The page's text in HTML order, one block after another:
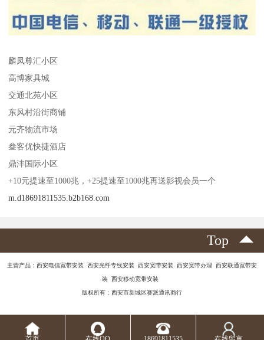
麟凤尊汇小区
高博家具城
交通北苑小区
东风村沿街商铺
元齐物流市场
叁客优快捷酒店
鼎沣国际小区
+10元提速至1000兆，+25提速至1000兆再送影视会员一个
m.d18691811535.b2b168.com
Top
主营产品：西安电信宽带安装 西安光纤专线安装 西安宽带安装 西安宽带办理 西安联通宽带安
装 西安移动宽带安装
版权所有：西安市新城区赛派通讯商行